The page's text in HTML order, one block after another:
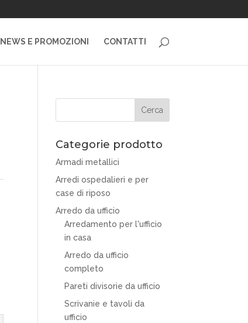
NEWS E PROMOZIONI CONTATTI
Categorie prodotto
Armadi metallici
Arredi ospedalieri e per
case di riposo
Arredo da ufficio
Arredamento per l'ufficio
in casa
Arredo da ufficio
completo
Pareti divisorie da ufficio
Scrivanie e tavoli da
ufficio